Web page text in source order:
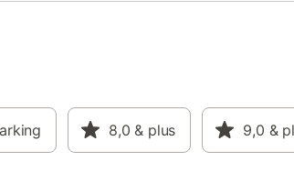
8,0 & plus 9,0 &